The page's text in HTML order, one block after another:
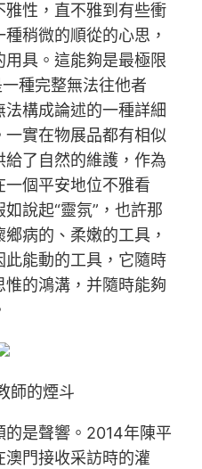
性，直不雅到有些衝
稍微的順從的心思，
具。這能夠是最極限
種完整無法往他者
構成論述的一種詳細
實在物展品都有相似
了自然的維護，作為
個平安地位不雅看
說起“靈氛”，也許那
病的、柔嫩的工具，
能動的工具，它隨時
的鴻溝，并隨時能夠
師的煙斗
的是聲響。2014年陳平
門接收采訪時的灌